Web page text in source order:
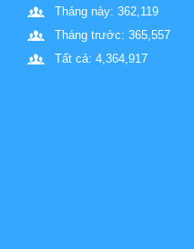
Tháng này: 362,119
Tháng trước: 365,557
Tất cả: 4,364,917